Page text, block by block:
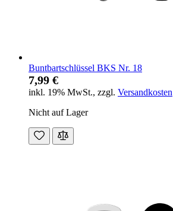
Buntbartschlüssel BKS Nr. 18
7,99 €
inkl. 19% MwSt., zzgl. Versandkosten
Nicht auf Lager